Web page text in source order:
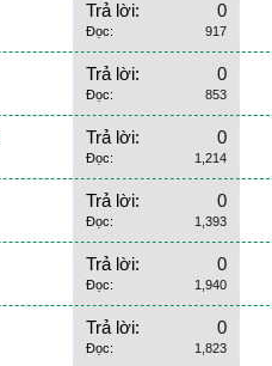
Trả lời: 0
Đọc: 917
Trả lời: 0
Đọc: 853
Trả lời: 0
Đọc: 1,214
Trả lời: 0
Đọc: 1,393
Trả lời: 0
Đọc: 1,940
Trả lời: 0
Đọc: 1,823